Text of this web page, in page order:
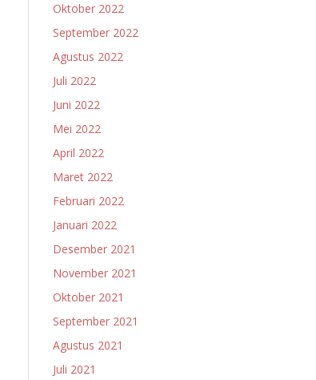
Oktober 2022
September 2022
Agustus 2022
Juli 2022
Juni 2022
Mei 2022
April 2022
Maret 2022
Februari 2022
Januari 2022
Desember 2021
November 2021
Oktober 2021
September 2021
Agustus 2021
Juli 2021